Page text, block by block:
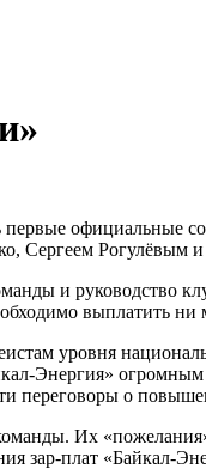
первые
Сергеем Рогулёвым
и
выплатить
уровня
Энергия»
переговоры о
Их
зар-плат «Байкал-